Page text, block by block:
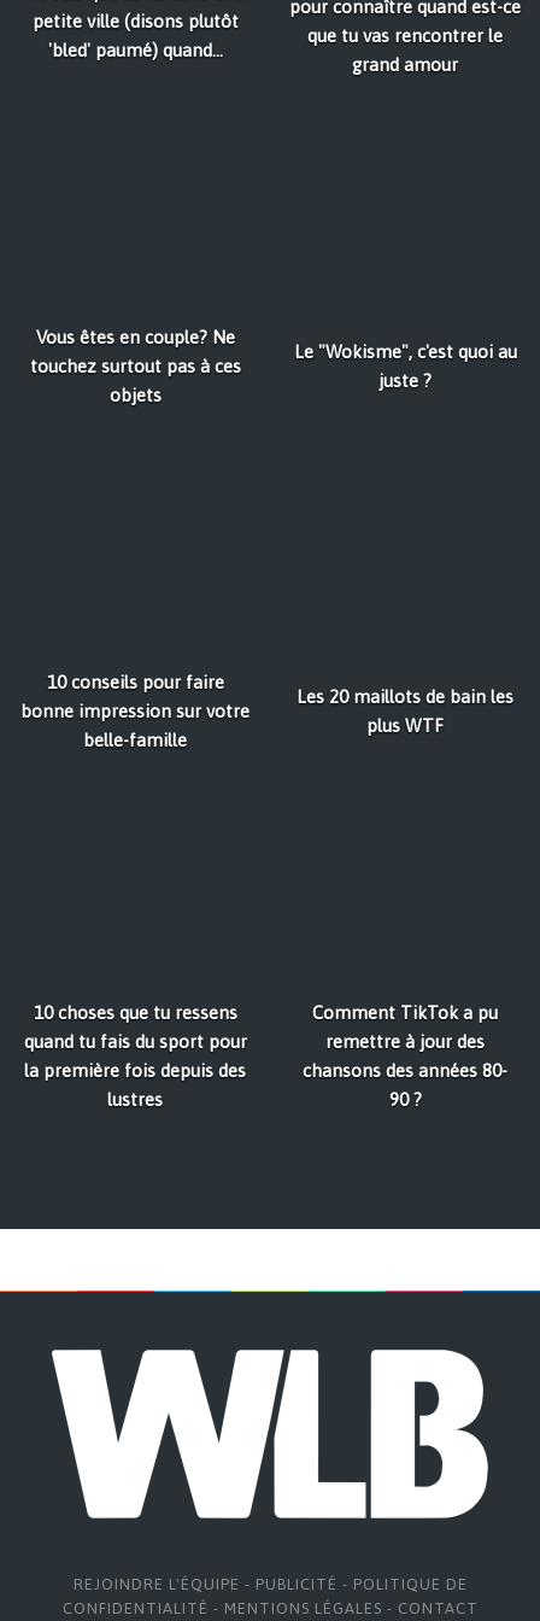
petite ville (disons plutôt
'bled' paumé) quand...
pour connaître quand est-ce
que tu vas rencontrer le
grand amour
Vous êtes en couple? Ne
touchez surtout pas à ces
objets
Le "Wokisme", c'est quoi au
juste ?
10 conseils pour faire
bonne impression sur votre
belle-famille
Les 20 maillots de bain les
plus WTF
10 choses que tu ressens
quand tu fais du sport pour
la première fois depuis des
lustres
Comment TikTok a pu
remettre à jour des
chansons des années 80-
90 ?
REJOINDRE L'ÉQUIPE - PUBLICITÉ - POLITIQUE DE
CONFIDENTIALITÉ - MENTIONS LÉGALES - CONTACT